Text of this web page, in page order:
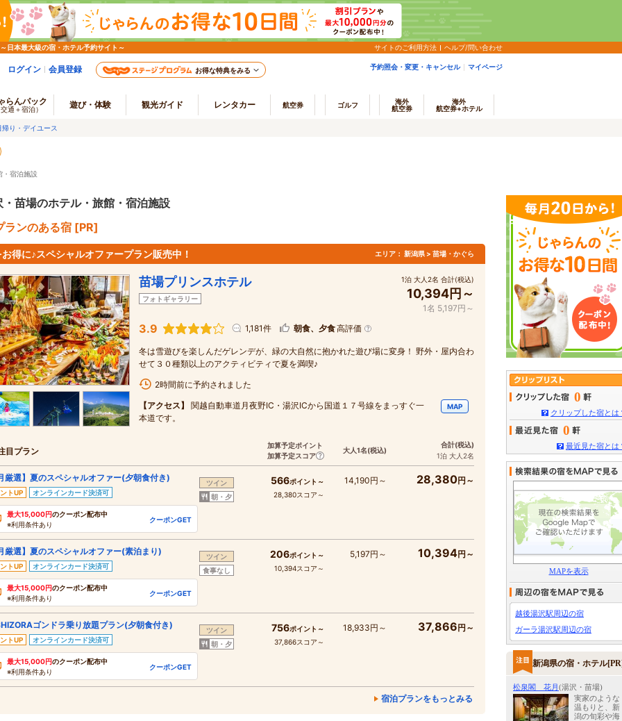
日本最大級の宿・ホテル予約サイト～ サイトのご利用方法 ヘルプ/問い合わせ
ログイン 会員登録 お得な特典をみる 予約照会・変更・キャンセル マイページ
らんパック
通＋宿泊） 遊び・体験 観光ガイド レンタカー 航空券 ゴルフ
海外
航空券
海外
航空券+ホテル
帰り・デイユース
・宿泊施設
・苗場のホテル・旅館・宿泊施設
ランのある宿 [PR]
得に♪スペシャルオファープラン販売中！ エリア： 新潟県 > 苗場・かぐら
苗場プリンスホテル
フォトギャラリー
1泊 大人2名 合計(税込)
10,394円～
1名 5,197円～
3.9 1,181件 朝食、夕食高評価
冬は雪遊びを楽しんだゲレンデが、緑の大自然に抱かれた遊び場に変身！ 野外・屋内合わ
せて３０種類以上のアクティビティで夏を満喫♪
2時間前に予約されました
【アクセス】
関越自動車道月夜野IC・湯沢ICから国道１７号線をまっすぐ一
本道です。
MAP
目プラン
加算予定ポイント
加算予定スコア
大人1名(税込)
合計(税込)
1泊 大人2名
厳選】夏のスペシャルオファー(夕朝食付き)
トUP オンラインカード決済可
最大15,000円のクーポン配布中
※利用条件あり
クーポンGET
ツイン
朝・夕
566ポイント～
28,380スコア～
14,190円～ 28,380円～
厳選】夏のスペシャルオファー(素泊まり)
トUP オンラインカード決済可
最大15,000円のクーポン配布中
※利用条件あり
クーポンGET
ツイン
食事なし
206ポイント～
10,394スコア～
5,197円～ 10,394円～
ゴンドラ乗り放題プラン(夕朝食付き)
トUP オンラインカード決済可
最大15,000円のクーポン配布中
※利用条件あり
クーポンGET
ツイン
朝・夕
756ポイント～
37,866スコア～
18,933円～ 37,866円～
宿泊プランをもっとみる
0
クリップした宿とは
0
最近見た宿とは
MAPを表示
越後湯沢駅周辺の宿
ガーラ湯沢駅周辺の宿
新潟県の宿・ホテル
松泉閣 花月(湯沢・苗場)
実家のような
温もりと、新
潟の旬彩や海